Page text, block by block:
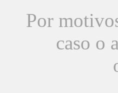
Por
caso o